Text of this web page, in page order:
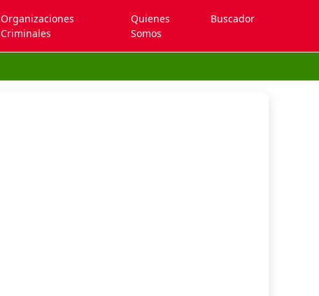
Organizaciones
Criminales
Quienes
Somos
Buscador